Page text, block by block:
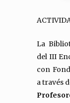
La
del III
con
a través